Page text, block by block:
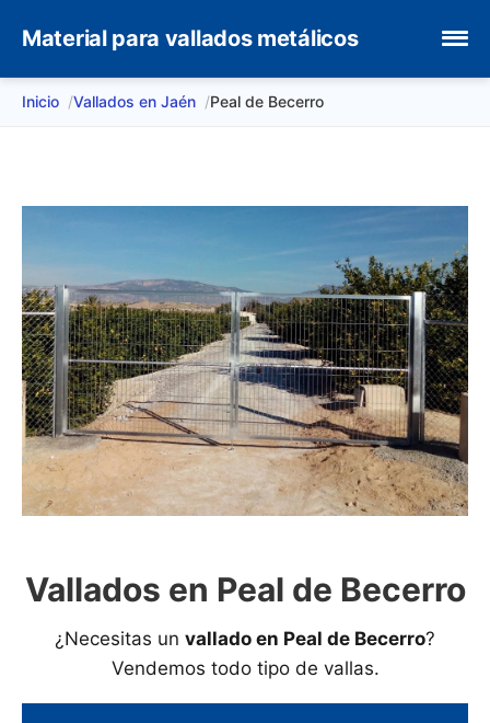
Material para vallados metálicos
Inicio Vallados en Jaén Peal de Becerro
Vallados en Peal de Becerro
¿Necesitas un vallado en Peal de Becerro?
Vendemos todo tipo de vallas.